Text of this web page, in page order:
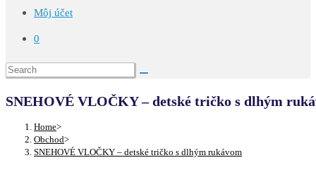
Môj účet
0
SNEHOVÉ VLOČKY – detské tričko s dlhým
Home>
Obchod>
SNEHOVÉ VLOČKY – detské tričko s dlhým rukávom